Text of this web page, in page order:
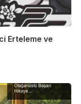
Erteleme ve